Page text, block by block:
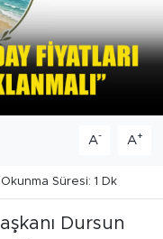
A- A+
Okunma Süresi: 1 Dk
Dursun